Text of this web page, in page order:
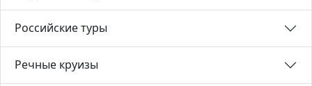
Российские туры
Речные круизы